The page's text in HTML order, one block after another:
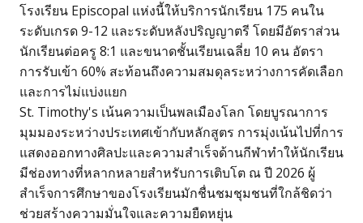
โรงเรียน Episcopal แห่งนี้ให้บริการนักเรียน 175 คนใน
ระดับเกรด 9-12 และระดับหลังปริญญาตรี โดยมีอัตราส่วน
นักเรียนต่อครู 8:1 และขนาดชั้นเรียนเฉลี่ย 10 คน อัตรา
การรับเข้า 60% สะท้อนถึงความสมดุลระหว่างการคัดเลือก
และการไม่แบ่งแยก
St. Timothy's เน้นความเป็นพลเมืองโลก โดยบูรณาการ
มุมมองระหว่างประเทศเข้ากับหลักสูตร การมุ่งเน้นไปที่การ
แสดงออกทางศิลปะและความสำเร็จด้านกีฬาทำให้นักเรียน
มีช่องทางที่หลากหลายสำหรับการเติบโต ณ ปี 2026 ผู้
สำเร็จการศึกษาของโรงเรียนมักชื่นชมชุมชนที่ใกล้ชิดว่า
ช่วยสร้างความมั่นใจและความยืดหยุ่น